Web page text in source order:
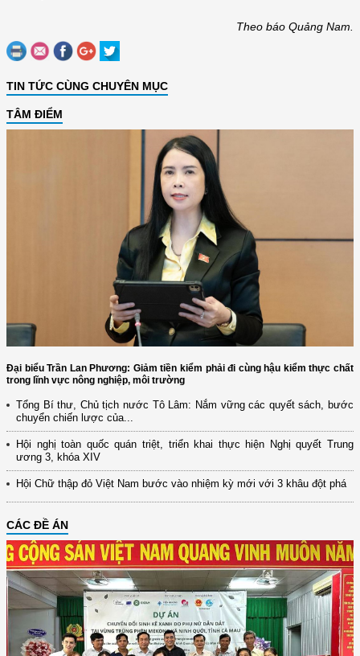
Theo báo Quảng Nam.
TIN TỨC CÙNG CHUYÊN MỤC
TÂM ĐIỂM
Đại biểu Trần Lan Phương: Giảm tiền kiểm phải đi cùng hậu kiểm thực chất
trong lĩnh vực nông nghiệp, môi trường
Tổng Bí thư, Chủ tịch nước Tô Lâm: Nắm vững các quyết sách, bước
chuyển chiến lược của...
Hội nghị toàn quốc quán triệt, triển khai thực hiện Nghị quyết Trung
ương 3, khóa XIV
Hội Chữ thập đỏ Việt Nam bước vào nhiệm kỳ mới với 3 khâu đột phá
CÁC ĐỀ ÁN